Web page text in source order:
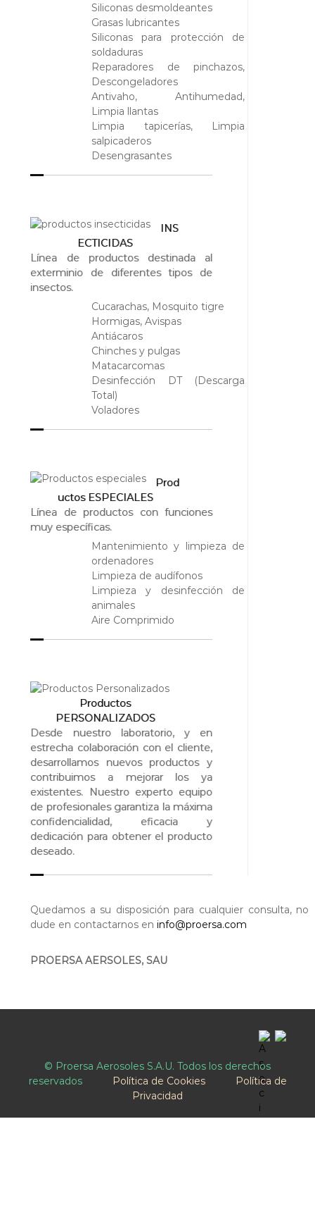
Siliconas desmoldeantes
Grasas lubricantes
Siliconas para protección de
soldaduras
Reparadores de pinchazos,
Descongeladores
Antivaho, Antihumedad,
Limpia llantas
Limpia tapicerías, Limpia
salpicaderos
Desengrasantes
INS
ECTICIDAS
Línea de productos destinada al
exterminio de diferentes tipos de
insectos.
Cucarachas, Mosquito tigre
Hormigas, Avispas
Antiácaros
Chinches y pulgas
Matacarcomas
Desinfección DT (Descarga
Total)
Voladores
Prod
uctos ESPECIALES
Línea de productos con funciones
muy específicas.
Mantenimiento y limpieza de
ordenadores
Limpieza de audífonos
Limpieza y desinfección de
animales
Aire Comprimido
Productos
PERSONALIZADOS
Desde nuestro laboratorio, y en
estrecha colaboración con el cliente,
desarrollamos nuevos productos y
contribuimos a mejorar los ya
existentes. Nuestro experto equipo
de profesionales garantiza la máxima
confidencialidad, eficacia y
dedicación para obtener el producto
deseado.
Quedamos a su disposición para cualquier consulta, no
dude en contactarnos eninfo@proersa.com
PROERSA AERSOLES, SAU
© Proersa Aerosoles S.A.U. Todos los derechos
reservados
Política de Cookies
Política de
Privacidad